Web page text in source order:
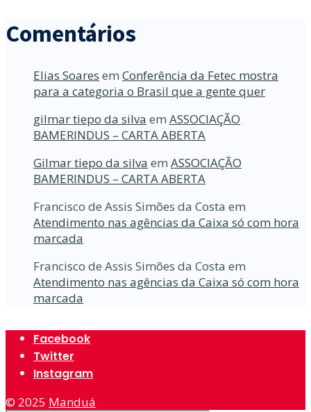
Comentários
Elias Soares em Conferência da Fetec mostra
para a categoria o Brasil que a gente quer
gilmar tiepo da silva em ASSOCIAÇÃO
BAMERINDUS – CARTA ABERTA
Gilmar tiepo da silva em ASSOCIAÇÃO
BAMERINDUS – CARTA ABERTA
Francisco de Assis Simões da Costa em
Atendimento nas agências da Caixa só com hora
marcada
Francisco de Assis Simões da Costa em
Atendimento nas agências da Caixa só com hora
marcada
Facebook
Twitter
Instagram
© 2025 Manduá